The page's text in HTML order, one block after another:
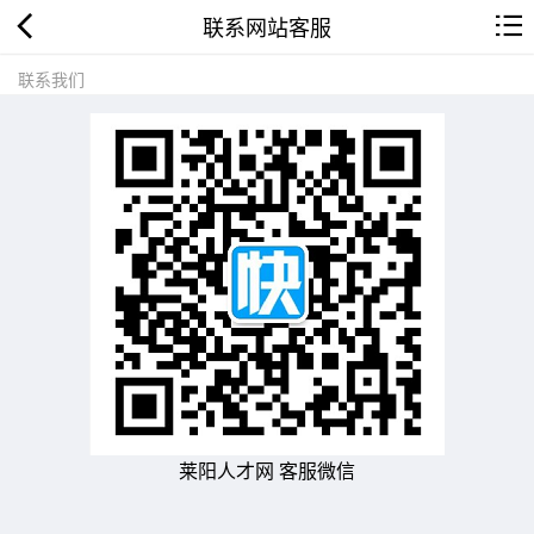
联系网站客服
联系我们
莱阳人才网 客服微信